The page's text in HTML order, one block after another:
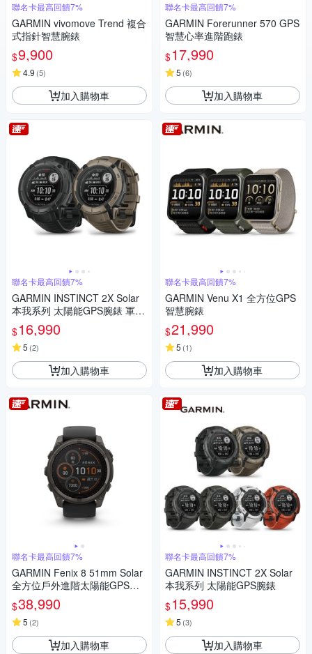
聯名卡最高回饋7%
GARMIN vivomove Trend 複合
式指針智慧腕錶
$9,900
4.9 (5)
加入購物車
聯名卡最高回饋7%
GARMIN INSTINCT 2X Solar
本我系列 太陽能GPS腕錶 軍事
戰術版
$16,990
5 (2)
加入購物車
聯名卡最高回饋7%
GARMIN Fenix 8 51mm Solar
全方位戶外進階太陽能GPS智
慧腕錶
$38,990
5 (2)
加入購物車
聯名卡最高回饋7%
GARMIN Forerunner 570 GPS
智慧心率進階跑錶
$17,990
5 (6)
加入購物車
聯名卡最高回饋7%
GARMIN Venu X1 全方位GPS
智慧腕錶
$21,990
5 (1)
加入購物車
聯名卡最高回饋7%
GARMIN INSTINCT 2X Solar
本我系列 太陽能GPS腕錶
$15,990
5 (3)
加入購物車